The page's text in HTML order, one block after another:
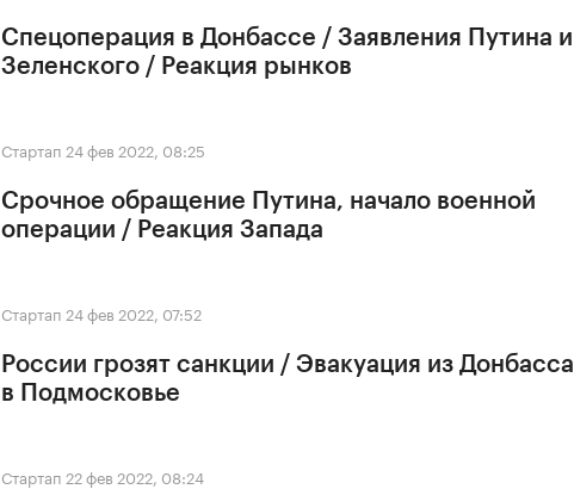
Спецоперация в Донбассе / Заявления Путина и
Зеленского / Реакция рынков
Стартап 24 фев 2022, 08:25
Срочное обращение Путина, начало военной
операции / Реакция Запада
Стартап 24 фев 2022, 07:52
России грозят санкции / Эвакуация из Донбасса
в Подмосковье
Стартап 22 фев 2022, 08:24